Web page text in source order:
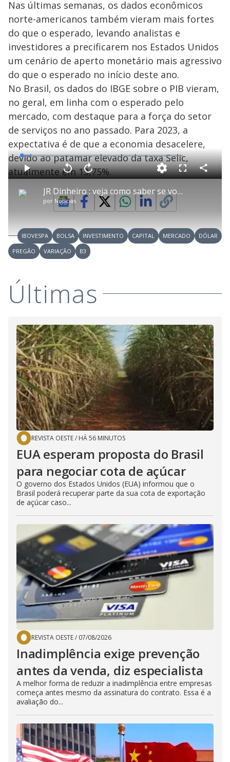
Nas últimas semanas, os dados econômicos
norte-americanos também vieram mais fortes
do que o esperado, levando analistas e
investidores a precificarem nos Estados Unidos
um cenário de aperto monetário mais agressivo
do que o esperado no início deste ano.
No Brasil, os dados do IBGE sobre o PIB vieram,
no geral, em linha com o esperado pelo
mercado, com destaque para a força do setor
de serviços no ano passado. Para 2023, a
expectativa é de que a economia desacelere,
devido ao patamar elevado da taxa Selic,
atualmente em 13,75%.
P
l
a
y
V
i
d
e
o
JR Dinheiro : veja como saber se você tem dinheiro 'esquecido' em contas bancárias a receber
por Notícias
P V
t
a
r
1
0
g
u
n
d
o
s
A
n
ç
a
1
e
g
u
n
d
s
L
o
a
d
e F C
o
a
r
IBOVESPA BOLSA INVESTIMENTO CAPITAL MERCADO
DÓLAR
PREGÃO
VARIAÇÃO B3
Últimas
REVISTA OESTE/ HÁ 56 MINUTOS
EUA esperam proposta do Brasil
para negociar cota de açúcar
O governo dos Estados Unidos (EUA) informou que o
Brasil poderá recuperar parte da sua cota de exportação
de açúcar caso...
REVISTA OESTE/ 07/08/2026
Inadimplência exige prevenção
antes da venda, diz especialista
A melhor forma de reduzir a inadimplência entre empresas
começa antes mesmo da assinatura do contrato. Essa é a
avaliação do...